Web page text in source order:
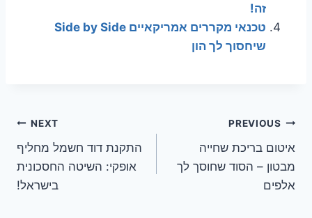
זה!
טכנאי מקררים אמריקאיים Side by Side
שיחסוך לך הון
ניווט
PREVIOUS
איטום בריכת שחייה
מבטון – הסוד שחוסך לך
אלפים
NEXT
התקנת דוד חשמל מחליף
אופקי: השיטה החסכונית
בישראל!